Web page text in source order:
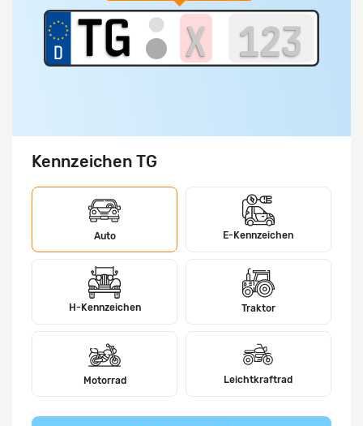
Kennzeichen TG
Auto E-Kennzeichen
H-Kennzeichen Traktor
Motorrad Leichtkraftrad